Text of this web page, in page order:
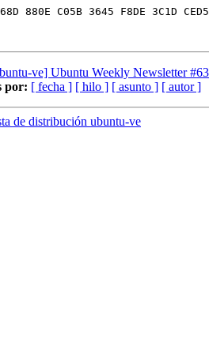
880E C05B 3645 F8DE 3C1D
ve] Ubuntu Weekly Newsletter #63
por: [ fecha ] [ hilo ] [ asunto ] [ autor ]
de distribución ubuntu-ve